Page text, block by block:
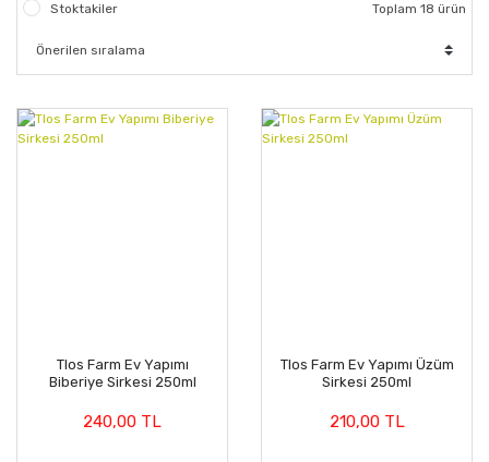
Stoktakiler Toplam 18 ürün
Tlos Farm Ev Yapımı
Biberiye Sirkesi 250ml
240,00 TL
Tlos Farm Ev Yapımı Üzüm
Sirkesi 250ml
210,00 TL